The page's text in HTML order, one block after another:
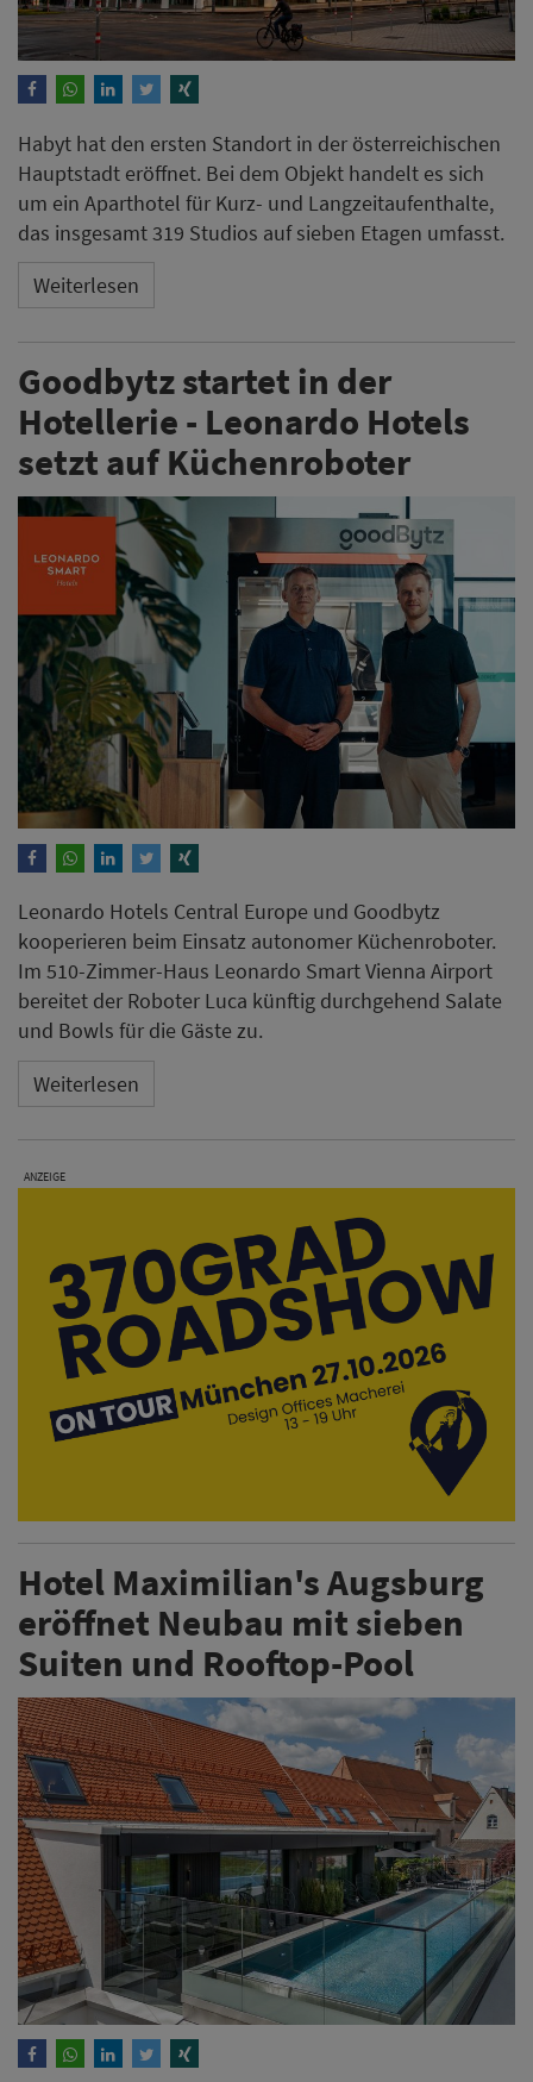
Habyt hat den ersten Standort in der österreichischen
Hauptstadt eröffnet. Bei dem Objekt handelt es sich
um ein Aparthotel für Kurz- und Langzeitaufenthalte,
das insgesamt 319 Studios auf sieben Etagen umfasst.
Weiterlesen
Goodbytz startet in der
Hotellerie - Leonardo Hotels
setzt auf Küchenroboter
Leonardo Hotels Central Europe und Goodbytz
kooperieren beim Einsatz autonomer Küchenroboter.
Im 510-Zimmer-Haus Leonardo Smart Vienna Airport
bereitet der Roboter Luca künftig durchgehend Salate
und Bowls für die Gäste zu.
Weiterlesen
ANZEIGE
Hotel Maximilian's Augsburg
eröffnet Neubau mit sieben
Suiten und Rooftop-Pool